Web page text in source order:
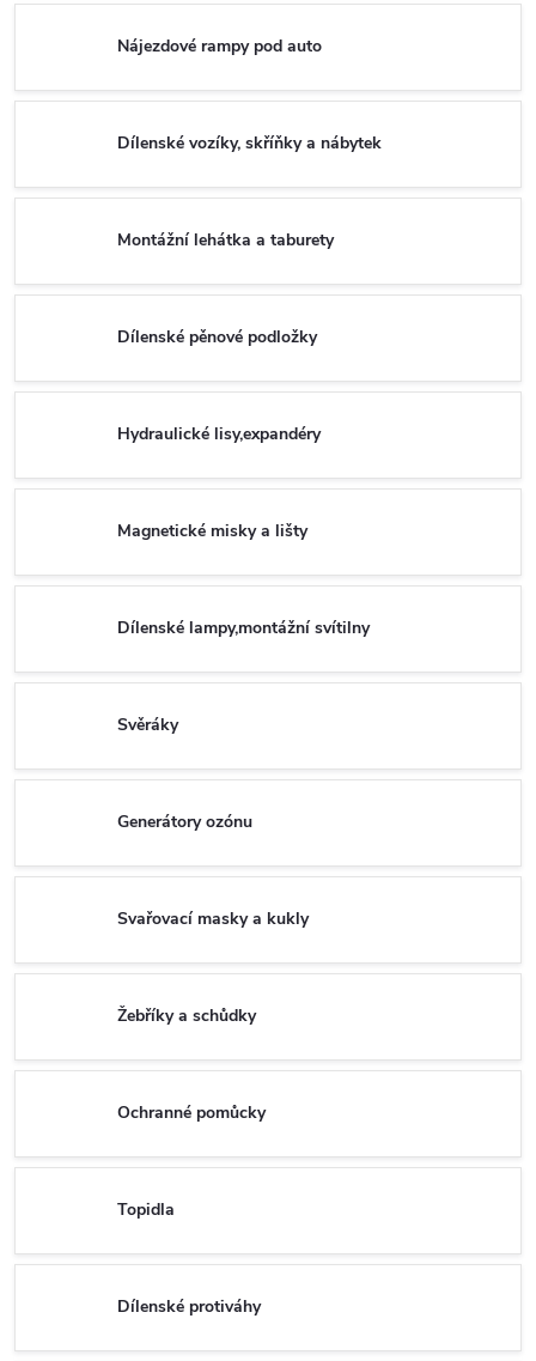
Nájezdové rampy pod auto
Dílenské vozíky, skříňky a nábytek
Montážní lehátka a taburety
Dílenské pěnové podložky
Hydraulické lisy,expandéry
Magnetické misky a lišty
Dílenské lampy,montážní svítilny
Svěráky
Generátory ozónu
Svařovací masky a kukly
Žebříky a schůdky
Ochranné pomůcky
Topidla
Dílenské protiváhy